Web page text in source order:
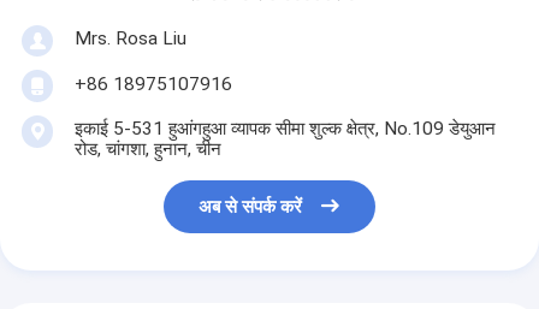
Mrs. Rosa Liu
+86 18975107916
इकाई 5-531 हुआंगहुआ व्यापक सीमा शुल्क क्षेत्र, No.109 डेयुआन
रोड, चांगशा, हुनान, चीन
अब से संपर्क करें